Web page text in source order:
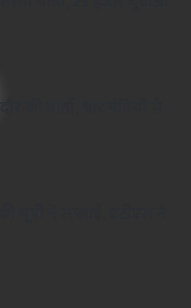
की वार्ता, चार मंत्रियों से